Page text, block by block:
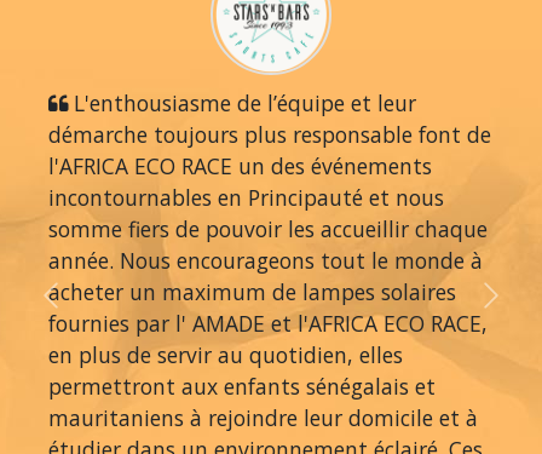
L'enthousiasme de l’équipe et leur
démarche toujours plus responsable font de
l'AFRICA ECO RACE un des événements
incontournables en Principauté et nous
somme fiers de pouvoir les accueillir chaque
année. Nous encourageons tout le monde à
acheter un maximum de lampes solaires
fournies par l' AMADE et l'AFRICA ECO RACE,
en plus de servir au quotidien, elles
permettront aux enfants sénégalais et
mauritaniens à rejoindre leur domicile et à
Previous Next